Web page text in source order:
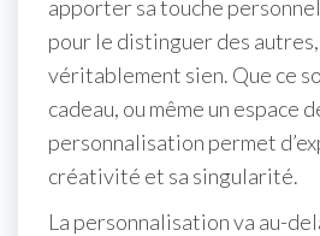
apporter sa touche
pour le distinguer des
véritablement sien. Que ce
cadeau, ou même un espace
personnalisation permet
créativité et sa singularité.
La personnalisation va au-